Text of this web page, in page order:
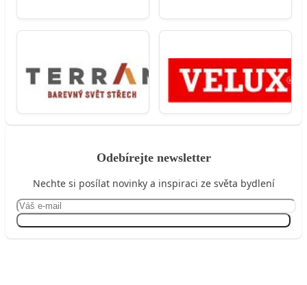
Odebírejte newsletter
Nechte si posílat novinky a inspiraci ze světa bydlení